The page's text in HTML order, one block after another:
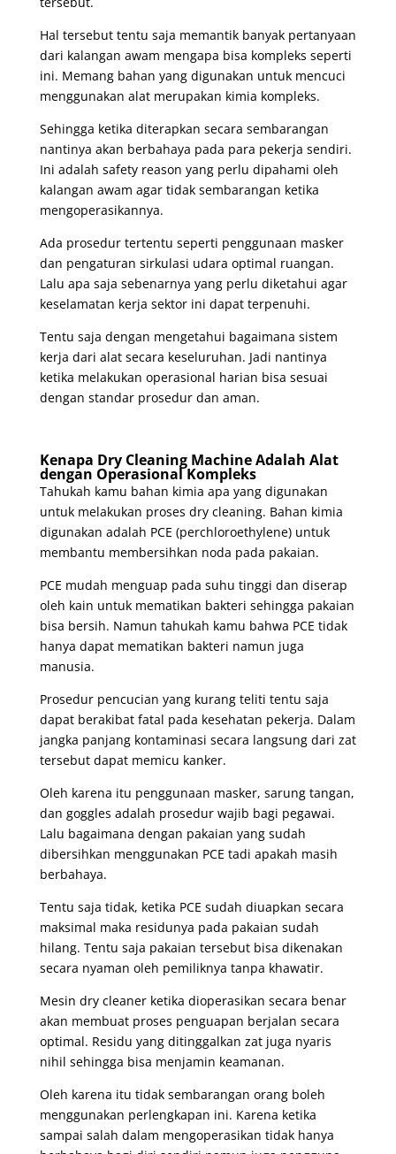
Hal tersebut tentu saja memantik banyak pertanyaan
dari kalangan awam mengapa bisa kompleks seperti
ini. Memang bahan yang digunakan untuk mencuci
menggunakan alat merupakan kimia kompleks.
Sehingga ketika diterapkan secara sembarangan
nantinya akan berbahaya pada para pekerja sendiri.
Ini adalah safety reason yang perlu dipahami oleh
kalangan awam agar tidak sembarangan ketika
mengoperasikannya.
Ada prosedur tertentu seperti penggunaan masker
dan pengaturan sirkulasi udara optimal ruangan.
Lalu apa saja sebenarnya yang perlu diketahui agar
keselamatan kerja sektor ini dapat terpenuhi.
Tentu saja dengan mengetahui bagaimana sistem
kerja dari alat secara keseluruhan. Jadi nantinya
ketika melakukan operasional harian bisa sesuai
dengan standar prosedur dan aman.
Kenapa Dry Cleaning Machine Adalah Alat
dengan Operasional Kompleks
Tahukah kamu bahan kimia apa yang digunakan
untuk melakukan proses dry cleaning. Bahan kimia
digunakan adalah PCE (perchloroethylene) untuk
membantu membersihkan noda pada pakaian.
PCE mudah menguap pada suhu tinggi dan diserap
oleh kain untuk mematikan bakteri sehingga pakaian
bisa bersih. Namun tahukah kamu bahwa PCE tidak
hanya dapat mematikan bakteri namun juga
manusia.
Prosedur pencucian yang kurang teliti tentu saja
dapat berakibat fatal pada kesehatan pekerja. Dalam
jangka panjang kontaminasi secara langsung dari zat
tersebut dapat memicu kanker.
Oleh karena itu penggunaan masker, sarung tangan,
dan goggles adalah prosedur wajib bagi pegawai.
Lalu bagaimana dengan pakaian yang sudah
dibersihkan menggunakan PCE tadi apakah masih
berbahaya.
Tentu saja tidak, ketika PCE sudah diuapkan secara
maksimal maka residunya pada pakaian sudah
hilang. Tentu saja pakaian tersebut bisa dikenakan
secara nyaman oleh pemiliknya tanpa khawatir.
Mesin dry cleaner ketika dioperasikan secara benar
akan membuat proses penguapan berjalan secara
optimal. Residu yang ditinggalkan zat juga nyaris
nihil sehingga bisa menjamin keamanan.
Oleh karena itu tidak sembarangan orang boleh
menggunakan perlengkapan ini. Karena ketika
sampai salah dalam mengoperasikan tidak hanya